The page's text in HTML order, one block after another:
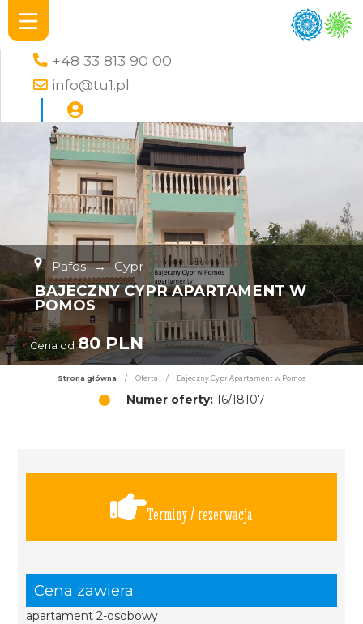
+48 33 813 90 00
info@tu1.pl
Pafos → Cypr
BAJECZNY CYPR APARTAMENT W
POMOS
Cena od 80 PLN
Strona główna / Oferta / Bajeczny Cypr Apartament w Pomos
Numer oferty:16/18107
Terminy / rezerwacja
Cena zawiera
apartament 2-osobowy